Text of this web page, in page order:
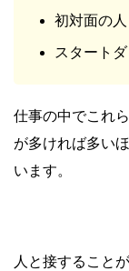
初対面の
スタート
仕事の中でこれ
が多ければ多い
います。
人と接すること